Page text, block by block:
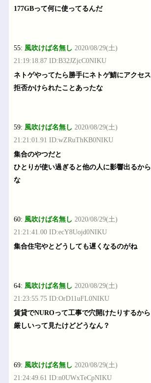
177GBって何に使ってるんだ
55: 風吹けば名無し 2020/08/29(土)
21:19:18.87 ID:B32JZjcC0NIKU
ネトゲやってたら勝手にネトゲ鯖にアクセス
拒否かけられたことあったな
59: 風吹けば名無し 2020/08/29(土)
21:21:01.91 ID:wZRuThKB0NIKU
集合のやつだと
ひとりが使い過ぎると他の人に影響出るから
な
60: 風吹けば名無し 2020/08/29(土)
21:21:41.00 ID:ecY8Uojd0NIKU
集合住宅やとどうしても遅くなるのがね
64: 風吹けば名無し 2020/08/29(土)
21:23:55.75 ID:OrD11uFL0NIKU
賃貸でNUROって工事で穴開けたりするから
厳しいって見たけどどうなん？
69: 風吹けば名無し 2020/08/29(土)
21:24:49.61 ID:n0UWxTeCpNIKU